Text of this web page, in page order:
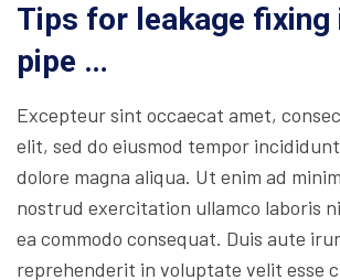
Tips for leakage fixing
pipe …
Excepteur sint occaecat amet,
elit, sed do eiusmod tempor
dolore magna aliqua. Ut enim ad
nostrud exercitation ullamco laboris
ea commodo consequat. Duis aute
reprehenderit in voluptate velit esse